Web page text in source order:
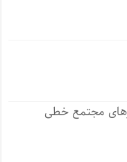
مجتمع خطی